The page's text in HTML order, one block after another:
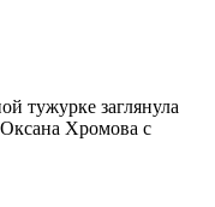
тужурке заглянула
Хромова с